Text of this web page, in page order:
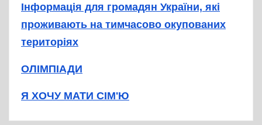
Інформація для громадян України, які
проживають на тимчасово окупованих
територіях
ОЛІМПІАДИ
Я ХОЧУ МАТИ СІМ'Ю